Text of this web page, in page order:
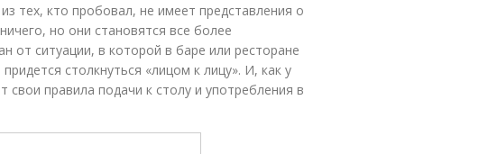
тех, кто пробовал, не имеет представления о
но они становятся все более
от ситуации, в которой в баре или ресторане
столкнуться «лицом к лицу». И, как у
правила подачи к столу и употребления в